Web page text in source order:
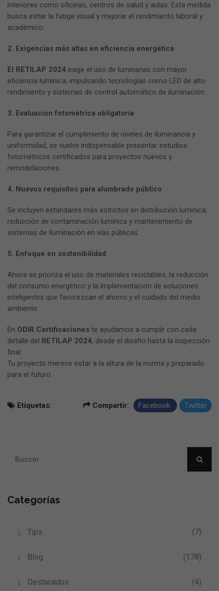
interiores como oficinas, centros de salud y aulas. Esta medida
busca evitar la fatiga visual y mejorar el rendimiento laboral y
académico.
2. Exigencias más altas en eficiencia energética
El RETILAP 2024 exige el uso de luminarias con mayor
eficiencia lumínica, impulsando tecnologías como LED de alto
rendimiento y sistemas de control automático de iluminación.
3. Evaluación fotométrica obligatoria
Para garantizar el cumplimiento de niveles de iluminancia y
uniformidad, se vuelve indispensable presentar estudios
fotométricos certificados para proyectos nuevos y
remodelaciones.
4. Nuevos requisitos para alumbrado público
Se incluyen estándares más estrictos en distribución lumínica,
reducción de contaminación lumínica y mantenimiento de
sistemas de iluminación en vías públicas.
5. Enfoque en sostenibilidad
Ahora se prioriza el uso de materiales reciclables, la reducción
del consumo energético y la implementación de soluciones
inteligentes que favorezcan el ahorro y el cuidado del medio
ambiente.
En ODIR Certificaciones te ayudamos a cumplir con cada
detalle del RETILAP 2024, desde el diseño hasta la inspección
final.
Tu proyecto merece estar a la altura de la norma y preparado
para el futuro.
Etíquetas: Compartir: Facebook Twitter
Categorías
Tips (7)
Blog (178)
Destacados (4)